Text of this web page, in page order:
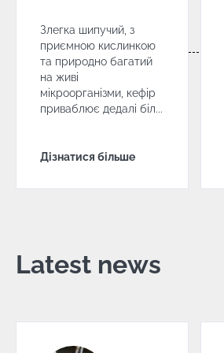
Злегка шипучий, з
приємною кислинкою
та природно багатий
на живі
мікроорганізми, кефір
приваблює дедалі біл...
Дізнатися більше
Latest news